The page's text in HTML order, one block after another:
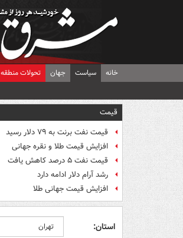
خانه سیاست جهان تحولات منطقه
قیمت
قیمت نفت برنت به ۷۹ دلار رسید
افزایش قیمت طلا و نقره جهانی
قیمت نفت ۵ درصد کاهش یافت
رشد آرام دلار ادامه دارد
افزایش قیمت جهانی طلا
استان: